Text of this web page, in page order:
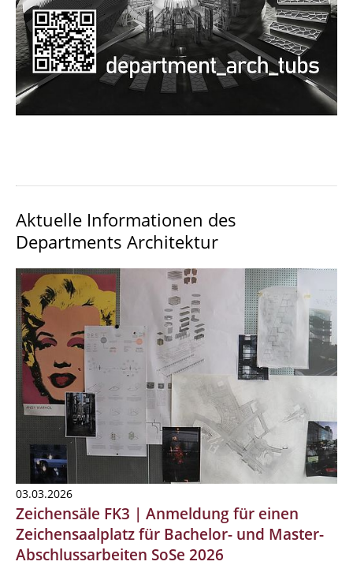
Aktuelle Informationen des
Departments Architektur
03.03.2026
Zeichensäle FK3 | Anmeldung für einen
Zeichensaalplatz für Bachelor- und Master-
Abschlussarbeiten SoSe 2026